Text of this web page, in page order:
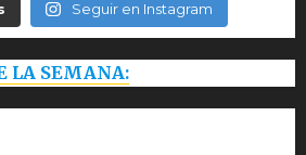
Seguir en Instagram
LA SEMANA: